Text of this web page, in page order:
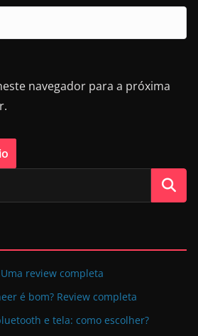
navegador para a próxima
Uma review completa
é bom? Review completa
e tela: como escolher?